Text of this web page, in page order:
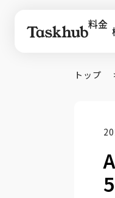
料金
トップ